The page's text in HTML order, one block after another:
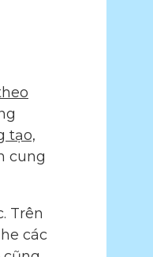
tạo,
cung
Trên
các